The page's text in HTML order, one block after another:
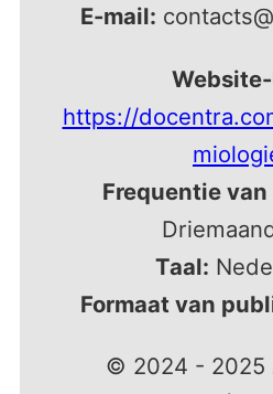
E-mail:
Website-
https://
Frequentie
Taal:
Formaat van
© 2024 - 2025